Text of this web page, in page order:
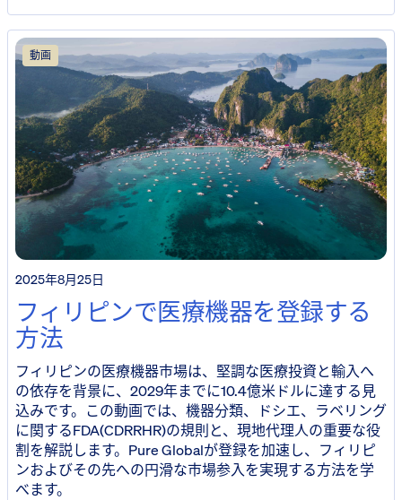
動画
2025年8月25日
フィリピンで医療機器を登録する
方法
フィリピンの医療機器市場は、堅調な医療投資と輸入へ
の依存を背景に、2029年までに10.4億米ドルに達する見
込みです。この動画では、機器分類、ドシエ、ラベリング
に関するFDA(CDRRHR)の規則と、現地代理人の重要な役
割を解説します。Pure Globalが登録を加速し、フィリピ
ンおよびその先への円滑な市場参入を実現する方法を学
べます。